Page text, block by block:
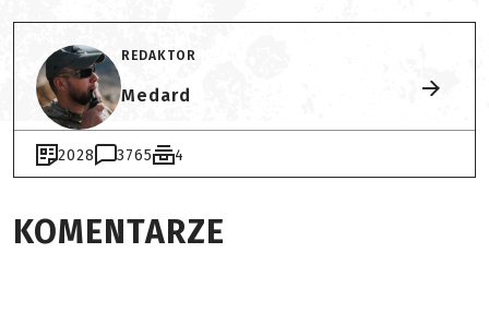
REDAKTOR
Medard
2028 3765 4
KOMENTARZE